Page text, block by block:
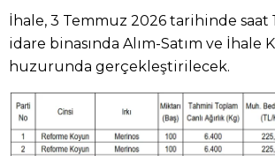
İhale, 3 Temmuz 2026 tarihinde saat
idare binasında Alım-Satım ve İhale
huzurunda gerçekleştirilecek.